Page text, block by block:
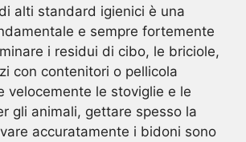
alti standard igienici è una
e sempre fortemente
i residui di cibo, le briciole,
con contenitori o pellicola
velocemente le stoviglie e le
gli animali, gettare spesso la
accuratamente i bidoni sono